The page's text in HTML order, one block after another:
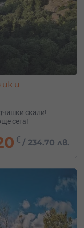
и
скали!
сега!
€ / 234.70 лв.